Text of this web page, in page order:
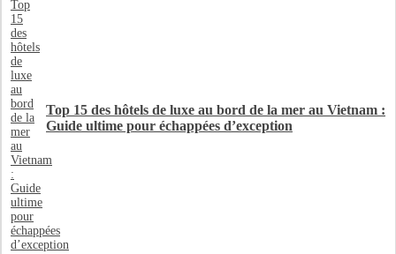
Top 15 des hôtels de luxe au bord de la mer au Vietnam :
Guide ultime pour échappées d’exception